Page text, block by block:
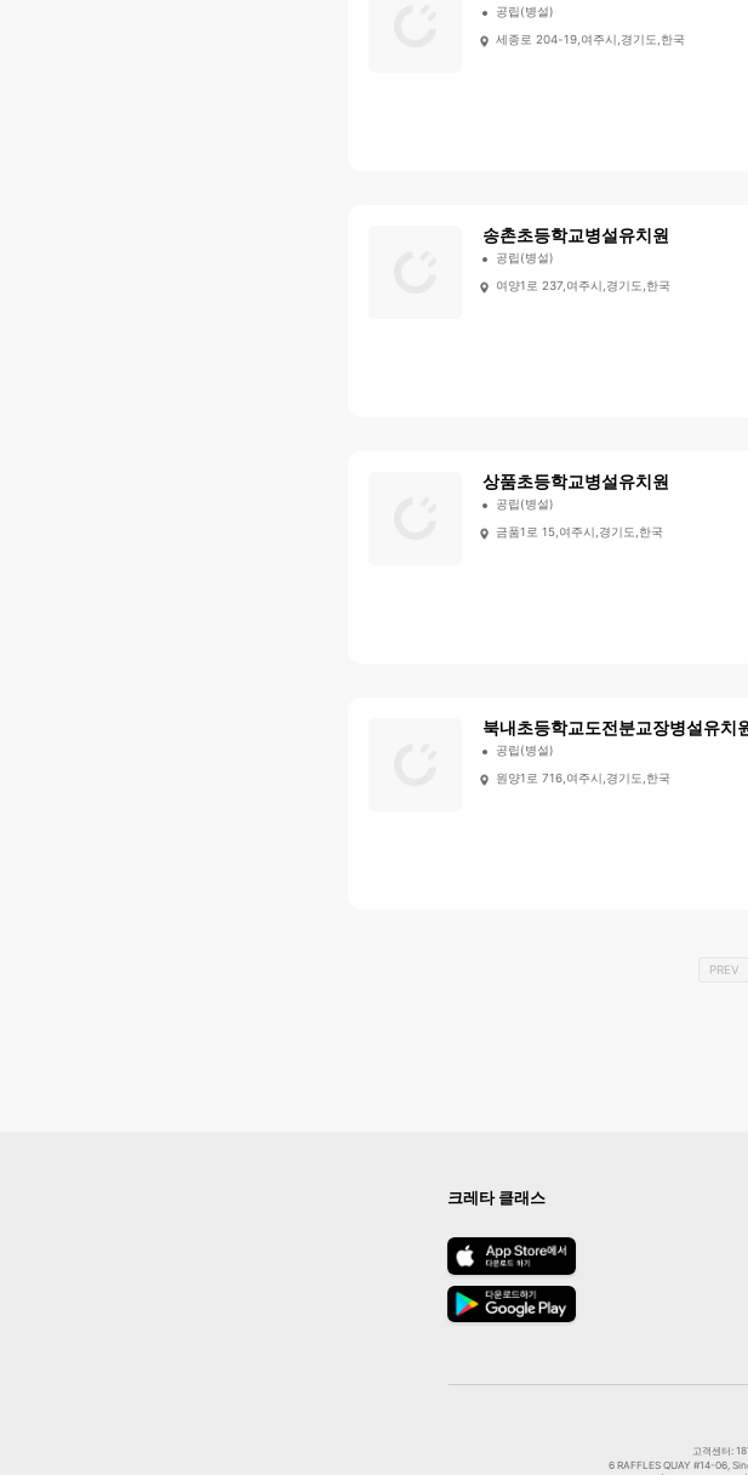
공립(병설)
세종로 204-19,여주시,경기도,한국
송촌초등학교병설유치원
공립(병설)
여양1로 237,여주시,경기도,한국
상품초등학교병설유치원
공립(병설)
금품1로 15,여주시,경기도,한국
북내초등학교도전분교장병설유치
공립(병설)
원양1로 716,여주시,경기도,한국
PREV
크레타 클래스
고객센터:
6 RAFFLES QUAY #14-06,